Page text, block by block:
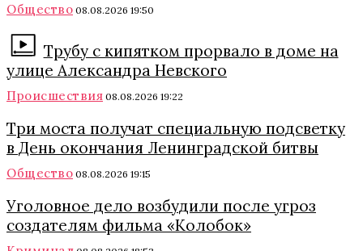
Общество 08.08.2026 19:50
Трубу с кипятком прорвало в доме на
улице Александра Невского
Происшествия 08.08.2026 19:22
Три моста получат специальную подсветку
в День окончания Ленинградской битвы
Общество 08.08.2026 19:15
Уголовное дело возбудили после угроз
создателям фильма «Колобок»